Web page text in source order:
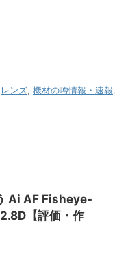
レンズ 機材の噂情報・速報
Ai AF Fisheye-
【評価・作